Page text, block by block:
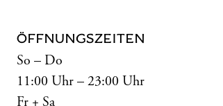
ÖFFNUNGSZEITEN
So – Do
11:00 Uhr – 23:00 Uhr
Fr + Sa